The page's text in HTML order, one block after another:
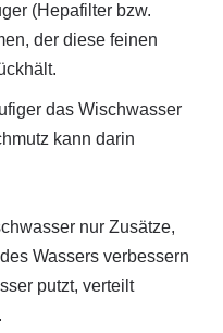
(Hepafilter bzw.
der diese feinen
das Wischwasser
kann darin
nur Zusätze,
Wassers verbessern
putzt, verteilt